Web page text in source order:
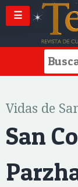
☰
Vidas de
San